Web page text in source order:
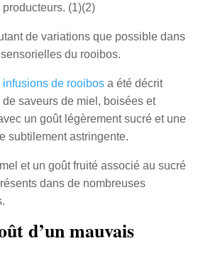
(1)(2)
de variations que possible dans
du rooibos.
infusions de rooibosa été décrit
saveurs de miel, boisées et
un goût légèrement sucré et une
subtilement astringente.
et un goût fruité associé au sucré
dans de nombreuses
d’un mauvais